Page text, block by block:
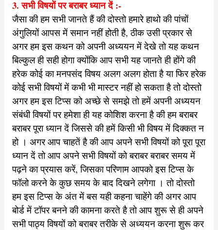
3. सभी विषयों पर बराबर ध्यान दें :-
जैसा की हम सभी जानते हैं की दोस्तो हमारे हाथो की पांचों
अंगुलियों आपस में समान नहीं होती है, ठीक उसी प्रकार से
अगर हम इस कथन को अपनी अध्ययन में देखे तो यह कथन
बिल्कुल ही सही होगा क्योंकि आप सभी यह जानते ही होंगे की
हरेक कोई का मनपसंद विषय अलग अलग होता है या फिर हरेक
कोई सभी विषयों में कभी भी मास्टर नहीं हो सकता है तो दोस्तो
अगर हम इस टिप्स को अच्छे से समझे तो हमें अपनी अध्ययन
संबंधी विषयों पर हमेशा ही यह कोशिश करना है की हम बराबर
बराबर पूरा ध्यान दें जिससे की हमें किसी भी विषय में दिक्कत न
हो । अगर आप चाहतें है की आप अपने सभी विषयों को पूरा पूरा
ध्यान दें तो आप अपने सभी विषयों को बराबर बराबर समय में
पढ़ने का प्रयास करें, जिसका परिणाम आपको इस टिप्स के
फॉलो करने के कुछ समय के बाद दिखने लगेगा । तो दोस्तो
हम इस टिप्स के अंत में बस यही कहना चाहेंगे की अगर आप
बोर्ड में टॉपर बनने की कामना करते है तो आप शुरू से ही अपने
सभी पाठ्य विषयों को बराबर तरीके से अध्ययन करना शुरू कर